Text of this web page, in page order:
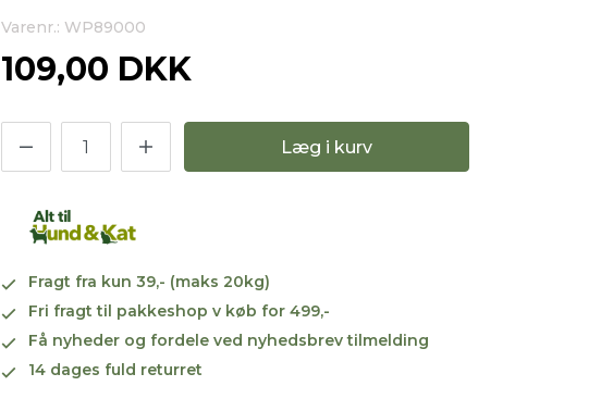
Varenr.: WP89000
109,00 DKK
Læg i kurv
Fragt fra kun 39,- (maks 20kg)
Fri fragt til pakkeshop v køb for 499,-
Få nyheder og fordele ved nyhedsbrev tilmelding
14 dages fuld returret